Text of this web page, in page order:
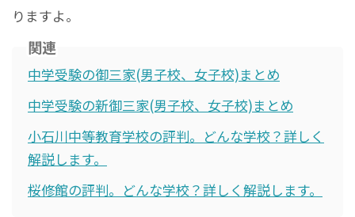
りますよ。
関連
中学受験の御三家(男子校、女子校)まとめ
中学受験の新御三家(男子校、女子校)まとめ
小石川中等教育学校の評判。どんな学校？詳しく
解説します。
桜修館の評判。どんな学校？詳しく解説します。